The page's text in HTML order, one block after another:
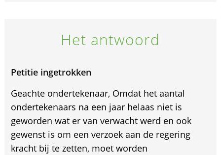
Het antwoord
Petitie ingetrokken
Geachte ondertekenaar, Omdat het aantal
ondertekenaars na een jaar helaas niet is
geworden wat er van verwacht werd en ook
gewenst is om een verzoek aan de regering
kracht bij te zetten, moet worden